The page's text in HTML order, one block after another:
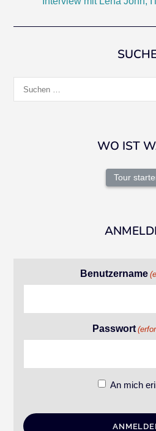
nach:
WO IST
Tour
Benutzername
Passwort
An mich